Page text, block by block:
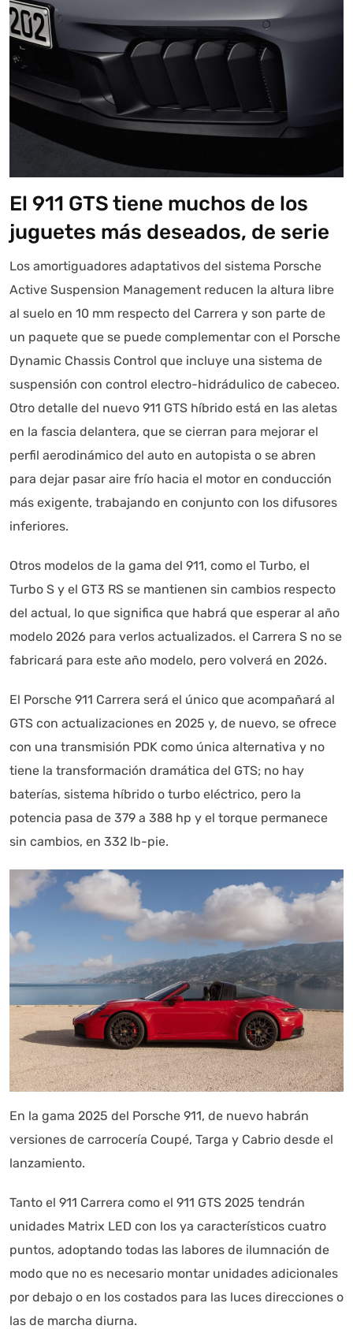
El 911 GTS tiene muchos de los
juguetes más deseados, de serie
Los amortiguadores adaptativos del sistema Porsche
Active Suspension Management reducen la altura libre
al suelo en 10 mm respecto del Carrera y son parte de
un paquete que se puede complementar con el Porsche
Dynamic Chassis Control que incluye una sistema de
suspensión con control electro-hidrádulico de cabeceo.
Otro detalle del nuevo 911 GTS híbrido está en las aletas
en la fascia delantera, que se cierran para mejorar el
perfil aerodinámico del auto en autopista o se abren
para dejar pasar aire frío hacia el motor en conducción
más exigente, trabajando en conjunto con los difusores
inferiores.
Otros modelos de la gama del 911, como el Turbo, el
Turbo S y el GT3 RS se mantienen sin cambios respecto
del actual, lo que significa que habrá que esperar al año
modelo 2026 para verlos actualizados. el Carrera S no se
fabricará para este año modelo, pero volverá en 2026.
El Porsche 911 Carrera será el único que acompañará al
GTS con actualizaciones en 2025 y, de nuevo, se ofrece
con una transmisión PDK como única alternativa y no
tiene la transformación dramática del GTS; no hay
baterías, sistema híbrido o turbo eléctrico, pero la
potencia pasa de 379 a 388 hp y el torque permanece
sin cambios, en 332 lb-pie.
En la gama 2025 del Porsche 911, de nuevo habrán
versiones de carrocería Coupé, Targa y Cabrio desde el
lanzamiento.
Tanto el 911 Carrera como el 911 GTS 2025 tendrán
unidades Matrix LED con los ya característicos cuatro
puntos, adoptando todas las labores de ilumnación de
modo que no es necesario montar unidades adicionales
por debajo o en los costados para las luces direcciones o
las de marcha diurna.